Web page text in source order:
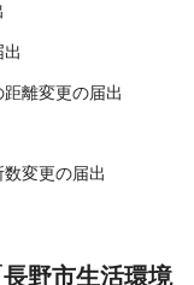
離変更の届出
数変更の届出
野市生活環境